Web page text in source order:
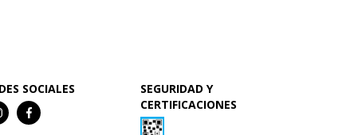
SOCIALES
SEGURIDAD Y
CERTIFICACIONES